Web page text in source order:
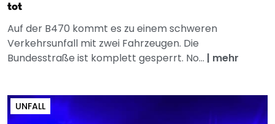
tot
Auf der B470 kommt es zu einem schweren
Verkehrsunfall mit zwei Fahrzeugen. Die
Bundesstraße ist komplett gesperrt. No... | mehr
UNFALL